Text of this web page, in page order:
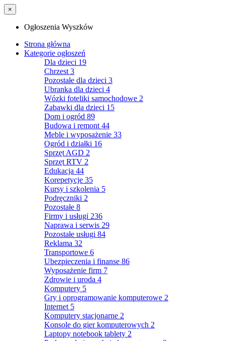
×
Ogłoszenia Wyszków
Strona główna
Kategorie ogłoszeń
Dla dzieci 19
Chrzest 3
Pozostałe dla dzieci 3
Ubranka dla dzieci 4
Wózki foteliki samochodowe 2
Zabawki dla dzieci 15
Dom i ogród 89
Budowa i remont 44
Meble i wyposażenie 33
Ogród i działki 16
Sprzęt AGD 2
Sprzęt RTV 2
Edukacja 44
Korepetycje 35
Kursy i szkolenia 5
Podręczniki 2
Pozostałe 8
Firmy i usługi 236
Naprawa i serwis 29
Pozostałe usługi 84
Reklama 32
Transportowe 6
Ubezpieczenia i finanse 86
Wyposażenie firm 7
Zdrowie i uroda 4
Komputery 5
Gry i oprogramowanie komputerowe 2
Internet 5
Komputery stacjonarne 2
Konsole do gier komputerowych 2
Laptopy notebook tablety 2